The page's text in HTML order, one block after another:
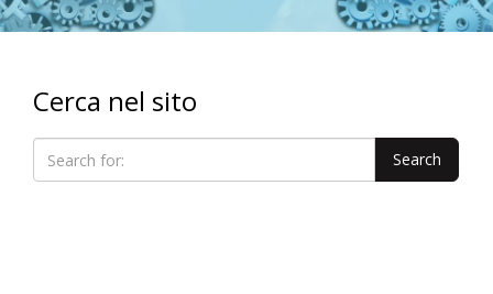
Cerca nel sito